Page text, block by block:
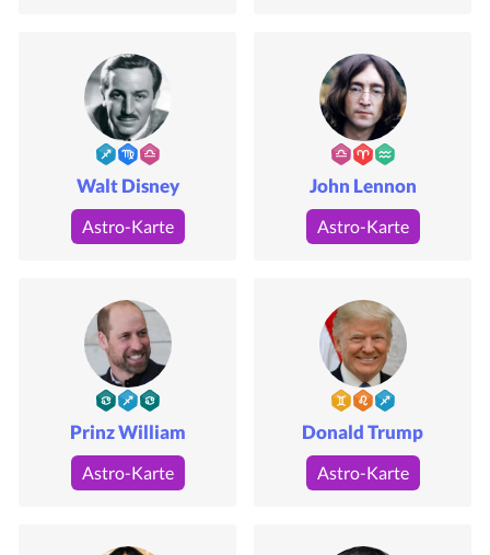
Walt Disney
Astro-Karte
John Lennon
Astro-Karte
Prinz William
Astro-Karte
Donald Trump
Astro-Karte